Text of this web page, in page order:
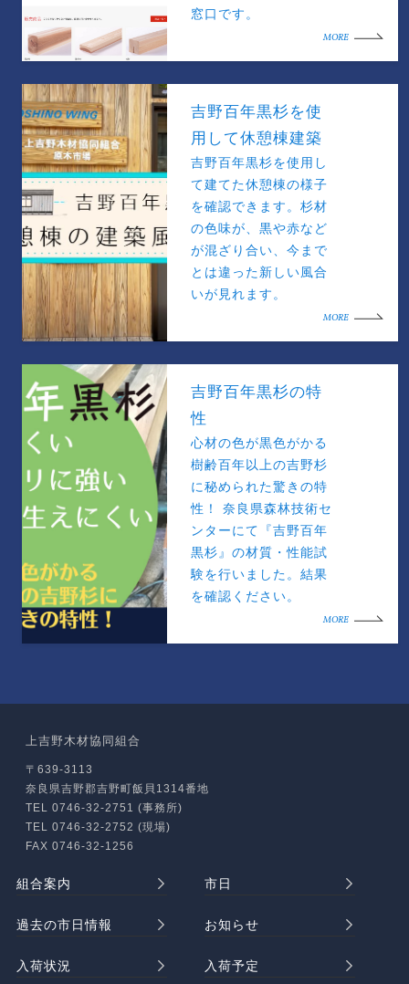
窓口です。
MORE
吉野百年黒杉を使
用して休憩棟建築
吉野百年黒杉を使用し
て建てた休憩棟の様子
を確認できます。杉材
の色味が、黒や赤など
が混ざり合い、今まで
とは違った新しい風合
いが見れます。
MORE
吉野百年黒杉の特
性
心材の色が黒色がかる
樹齢百年以上の吉野杉
に秘められた驚きの特
性！ 奈良県森林技術セ
ンターにて『吉野百年
黒杉』の材質・性能試
験を行いました。結果
を確認ください。
MORE
上吉野木材協同組合
〒639-3113
奈良県吉野郡吉野町飯貝1314番地
TEL 0746-32-2751 (事務所)
TEL 0746-32-2752 (現場)
FAX 0746-32-1256
組合案内 市日
過去の市日情報 お知らせ
入荷状況 入荷予定